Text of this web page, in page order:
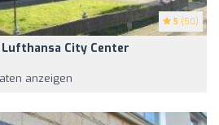
5 (50)
City Center
anzeigen